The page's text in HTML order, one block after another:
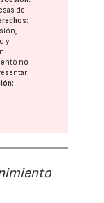
del
y
no